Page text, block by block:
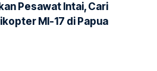
Pesawat Intai, Cari
MI-17 di Papua